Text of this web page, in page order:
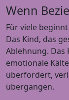
Wenn
Für viele
Das Kind, das
Ablehnung. Das
emotionale
überfordert,
übergangen.